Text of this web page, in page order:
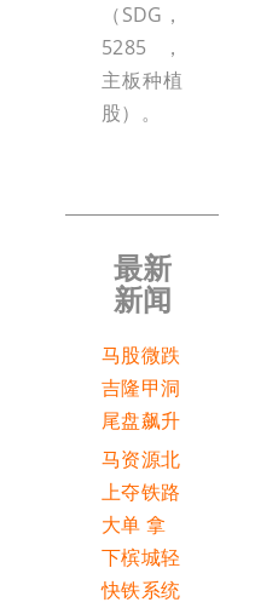
（SDG，
5285，
主板种植
股）。
最新
新闻
马股微跌
吉隆甲洞
尾盘飙升
马资源北
上夺铁路
大单 拿
下槟城轻
快铁系统